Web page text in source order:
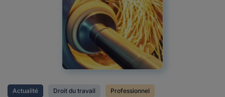
Actualité Droit du travail Professionnel